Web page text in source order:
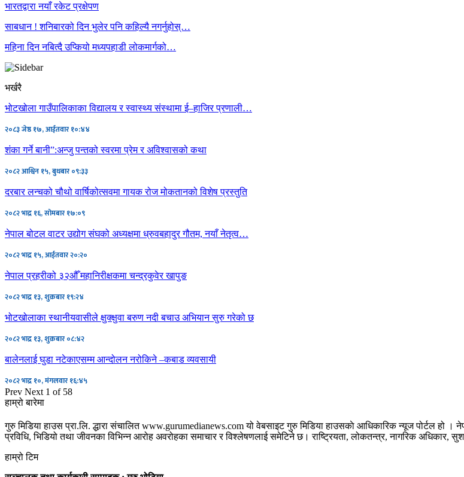
भारतद्वारा नयाँ रकेट प्रक्षेपण
साबधान ! शनिबारको दिन भुलेर पनि कहिल्यै नगर्नुहोस्…
महिना दिन नबित्दै उप्कियो मध्यपहाडी लोकमार्गको…
भर्खरै
भोटखोला गाउँपालिकाका विद्यालय र स्वास्थ्य संस्थामा ई–हाजिर प्रणाली…
२०८३ जेष्ठ १७, आईतवार १०:४४
शंका गर्ने बानी”:अन्जु पन्तको स्वरमा प्रेम र अविश्वासको कथा
२०८२ आश्विन १५, बुधबार ०९:३३
दरबार लन्चको चौथो वार्षिकोत्सवमा गायक रोज मोकतानको विशेष प्रस्तुति
२०८२ भाद्र १६, सोमबार १७:०९
नेपाल बोटल वाटर उद्योग संघको अध्यक्षमा ध्रुवबहादुर गौतम, नयाँ नेतृत्व…
२०८२ भाद्र १५, आईतवार २०:२०
नेपाल प्रहरीको ३२औँ महानिरीक्षकमा चन्द्रकुवेर खापुङ
२०८२ भाद्र १३, शुक्रबार १९:२४
भोटखोलाका स्थानीयवासीले क्षुक्क्षुवा बरुण नदी बचाउ अभियान सुरु गरेको छ
२०८२ भाद्र १३, शुक्रबार ०८:४२
बालेनलाई घुडा नटेकाएसम्म आन्दोलन नरोकिने –कबाड व्यवसायी
२०८२ भाद्र १०, मंगलवार १६:४५
Prev Next 1 of 58
हाम्रो बारेमा
गुरु मिडिया हाउस प्रा.लि. द्धारा संचालित www.gurumedianews.com यो वेबसाइट गुरु मिडिया हाउसकाे आधिकारिक न्यूज पोर्टल हो ।
प्रविधि, भिडियो तथा जीवनका विभिन्न आरोह अवरोहका समाचार र विश्लेषणलाई समेटिने छ। राष्ट्रियता, लोकतन्त्र, नागरिक अधिकार,
हाम्रो टिम